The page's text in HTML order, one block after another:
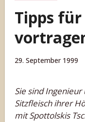
Tipps für
29. September 1999
Sie sind Ingenieur und verlassen sich auf das
Sitzfleisch ihrer
mit Spottolskis